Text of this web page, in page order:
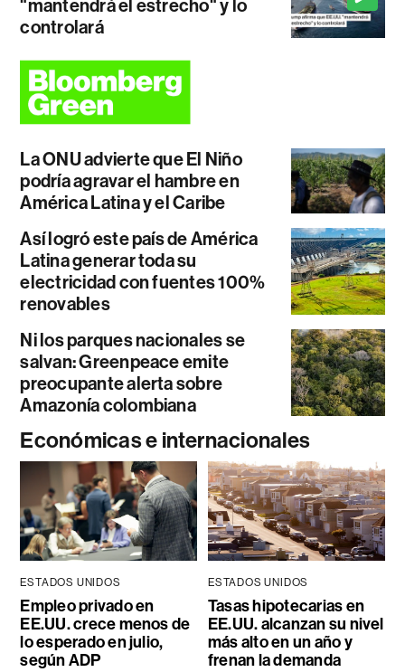
"mantendrá el estrecho" y lo
controlará
La ONU advierte que El Niño
podría agravar el hambre en
América Latina y el Caribe
Así logró este país de América
Latina generar toda su
electricidad con fuentes 100%
renovables
Ni los parques nacionales se
salvan: Greenpeace emite
preocupante alerta sobre
Amazonía colombiana
Económicas e internacionales
ESTADOS UNIDOS
Empleo privado en
EE.UU. crece menos de
lo esperado en julio,
según ADP
ESTADOS UNIDOS
Tasas hipotecarias en
EE.UU. alcanzan su nivel
más alto en un año y
frenan la demanda